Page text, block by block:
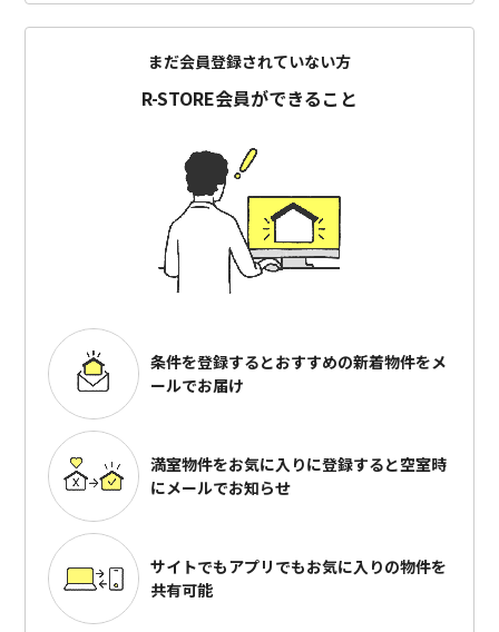
まだ会員登録されていない方
R-STORE会員ができること
条件を登録するとおすすめの新着物件をメ
ールでお届け
満室物件をお気に入りに登録すると空室時
にメールでお知らせ
サイトでもアプリでもお気に入りの物件を
共有可能